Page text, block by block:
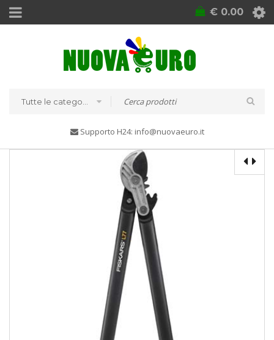
€ 0.00
Supporto H24: info@nuovaeuro.it